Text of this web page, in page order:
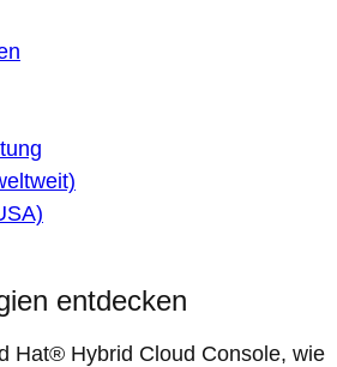
entdecken
Hat® Hybrid Cloud Console, wie